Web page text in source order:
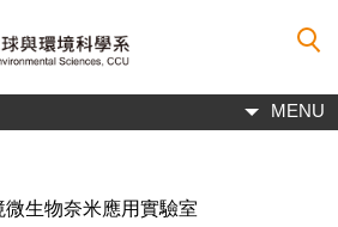
MENU
微生物奈米應用實驗室